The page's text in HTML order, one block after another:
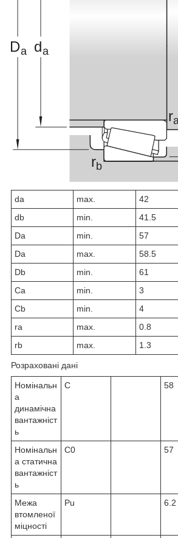
da max. 42
db min. 41.5
Da min. 57
Da max. 58.5
Db min. 61
Ca min. 3
Cb min. 4
ra max. 0.8
rb max. 1.3
Розраховані дані
Номінальн
а
динамічна
вантажніст
ь
C 58
Номінальн
а статична
вантажніст
ь
C0 57
Межа
втомленої
міцності
Pu 6.2